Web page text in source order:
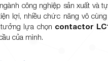
công nghiệp sản xuất và
lợi, nhiều chức năng vô
lựa chọn contactor
của mình.